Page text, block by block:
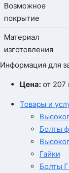
Возможное
покрытие
Материал
изготовления
Информация для
Цена: от 207
Товары и
Болты
Гайки
Болты